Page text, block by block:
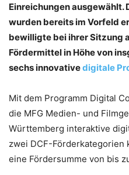
Einreichungen ausgewählt.
wurden bereits im Vorfeld
bewilligte bei ihrer Sitzung
Fördermittel in Höhe von
sechs innovativedigitale
Mit dem Programm Digital
die MFG Medien- und
Württemberg interaktive
zwei DCF-
eine Fördersumme von bis